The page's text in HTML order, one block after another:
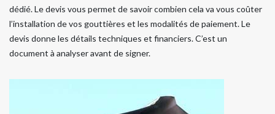
dédié. Le devis vous permet de savoir combien cela va vous coûter
l’installation de vos gouttières et les modalités de paiement. Le
devis donne les détails techniques et financiers. C’est un
document à analyser avant de signer.